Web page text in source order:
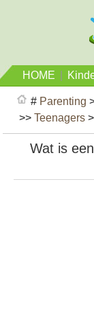
HOME
# Parenting
>>Teenagers
Wat is